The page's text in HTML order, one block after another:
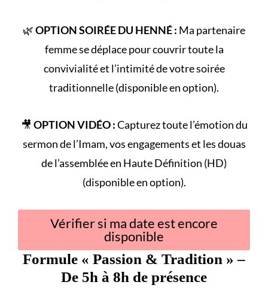
🌿OPTION SOIRÉE DU HENNÉ : Ma partenaire
femme se déplace pour couvrir toute la
convivialité et l’intimité de votresoirée
traditionnelle(disponible en option).
🎥 OPTION VIDÉO :Capturez toute l’émotion du
sermon de l’Imam, vos engagements et les douas
de l’assemblée en Haute Définition (HD)
(disponible en option).
Vérifier si ma date est encore
disponible
Formule « Passion & Tradition » –
De 5h à 8h de présence